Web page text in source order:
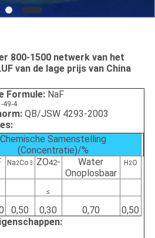
800-1500 netwerk van het
van de lage prijs van China
Formule: NaF
49-4
QB/JSW 4293-2003
Chemische Samenstelling
(Concentratie)/%
Na2Co 3 ZO42-
Water
Onoplosbaar
H 2O
≤
0,50 0,30 0,70
0,50